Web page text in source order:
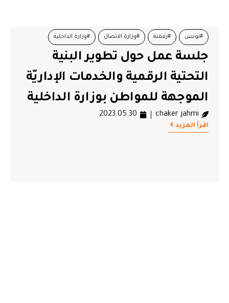
#تونس #رقمنة #وزارة الاتصال #وزارة الداخلية
جلسة عمل حول تطوير البنية
التحتية الرقمية والخدمات الإداريّة
الموجهة للمواطن بوزارة الداخلية
chaker jahmi
2023.05.30
اقرأ المزيد